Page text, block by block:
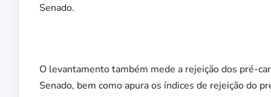
Senado.
O levantamento também mede a rejeição dos pré-
Senado, bem como apura os índices de rejeição do